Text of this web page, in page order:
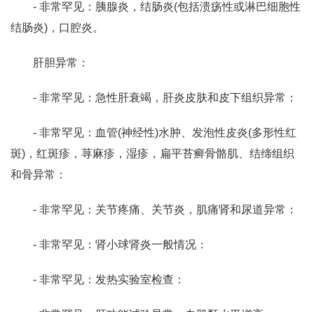
- 非常罕见：胰腺炎，结肠炎(包括溃疡性或淋巴细胞性
结肠炎)，口腔炎。
肝胆异常：
- 非常罕见：急性肝衰竭，肝炎皮肤和皮下组织异常：
- 非常罕见：血管(神经性)水肿、发泡性皮炎(多形性红
斑)，红斑疹，荨麻疹，湿疹，扁平苔癣骨骼肌、结缔组织
和骨异常：
- 非常罕见：关节疼痛、关节炎，肌痛肾和尿道异常：
- 非常罕见：肾小球肾炎一般情况：
- 非常罕见：发热实验室检查：